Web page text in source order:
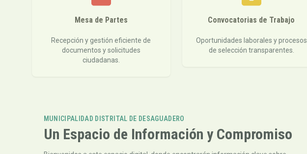
Mesa de Partes
Recepción y gestión eficiente de
documentos y solicitudes
ciudadanas.
Convocatorias de Trabajo
Oportunidades laborales y procesos
de selección transparentes.
MUNICIPALIDAD DISTRITAL DE DESAGUADERO
Un Espacio de Información y Compromiso